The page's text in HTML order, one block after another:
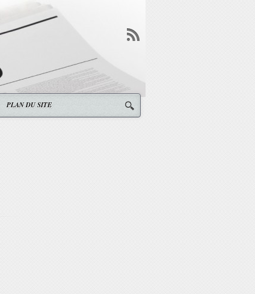
PLAN DU SITE